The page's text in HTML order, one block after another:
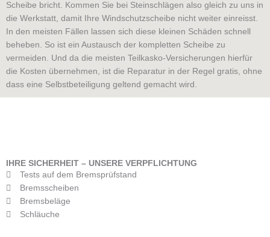
Scheibe bricht. Kommen Sie bei Steinschlägen also gleich zu uns in
die Werkstatt, damit Ihre Windschutzscheibe nicht weiter einreisst.
In den meisten Fällen lassen sich diese kleinen Schäden schnell
beheben. So ist ein Austausch der kompletten Scheibe zu
vermeiden. Und da die meisten Teilkasko-Versicherungen hierfür
die Kosten übernehmen, ist die Reparatur in der Regel gratis, ohne
dass eine Selbstbeteiligung geltend gemacht wird.
IHRE SICHERHEIT – UNSERE VERPFLICHTUNG
Tests auf dem Bremsprüfstand
Bremsscheiben
Bremsbeläge
Schläuche